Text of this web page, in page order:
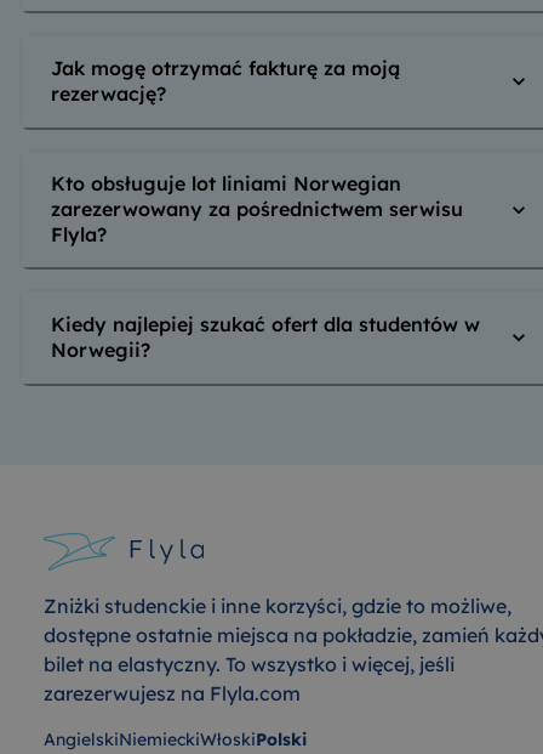
Jak mogę otrzymać fakturę za moją
rezerwację?
Kto obsługuje lot liniami Norwegian
zarezerwowany za pośrednictwem serwisu
Flyla?
Kiedy najlepiej szukać ofert dla studentów w
Norwegii?
Zniżki studenckie i inne korzyści, gdzie to możliwe,
dostępne ostatnie miejsca na pokładzie, zamień
bilet na elastyczny. To wszystko i więcej, jeśli
zarezerwujesz na Flyla.com
AngielskiNiemieckiWłoskiPolski